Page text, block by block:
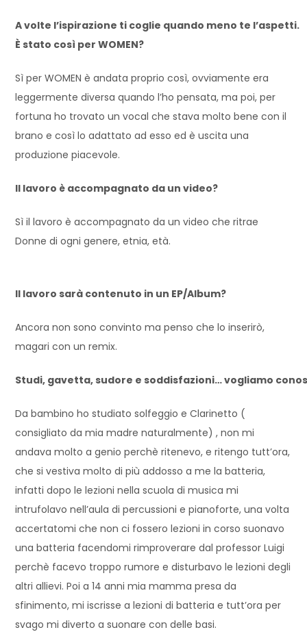
A volte l’ispirazione ti coglie quando meno te l’aspetti.
È stato così per WOMEN?
Sì per WOMEN è andata proprio così, ovviamente era
leggermente diversa quando l’ho pensata, ma poi, per
fortuna ho trovato un vocal che stava molto bene con il
brano e così lo adattato ad esso ed è uscita una
produzione piacevole.
Il lavoro è accompagnato da un video?
Sì il lavoro è accompagnato da un video che ritrae
Donne di ogni genere, etnia, età.
Il lavoro sarà contenuto in un EP/Album?
Ancora non sono convinto ma penso che lo inserirò,
magari con un remix.
Studi, gavetta, sudore e soddisfazioni… vogliamo
Da bambino ho studiato solfeggio e Clarinetto (
consigliato da mia madre naturalmente) , non mi
andava molto a genio perchè ritenevo, e ritengo tutt’ora,
che si vestiva molto di più addosso a me la batteria,
infatti dopo le lezioni nella scuola di musica mi
intrufolavo nell’aula di percussioni e pianoforte, una volta
accertatomi che non ci fossero lezioni in corso suonavo
una batteria facendomi rimproverare dal professor Luigi
perchè facevo troppo rumore e disturbavo le lezioni degli
altri allievi. Poi a 14 anni mia mamma presa da
sfinimento, mi iscrisse a lezioni di batteria e tutt’ora per
svago mi diverto a suonare con delle basi.